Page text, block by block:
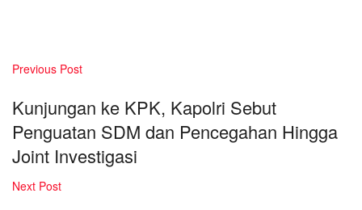
Previous Post
Kunjungan ke KPK, Kapolri Sebut
Penguatan SDM dan Pencegahan Hingga
Joint Investigasi
Next Post